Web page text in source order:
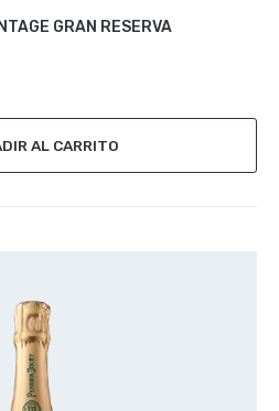
0
GRAN RESERVA
AL CARRITO